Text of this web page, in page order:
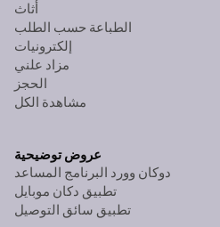
أثاث
الطباعة حسب الطلب
إلكترونيات
مزاد علني
الحجز
مشاهدة الكل
عروض توضيحية
دوكان وورد البرنامج المساعد
تطبيق دكان موبايل
تطبيق سائق التوصيل